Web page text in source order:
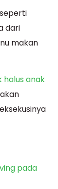
dari
makan
halus anak
pada